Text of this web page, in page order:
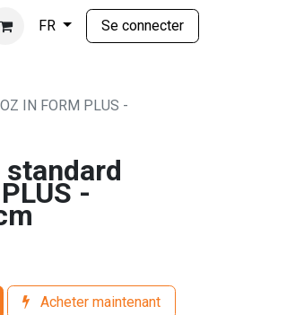
FR Se connecter
IN FORM PLUS -
standard
-
Acheter maintenant